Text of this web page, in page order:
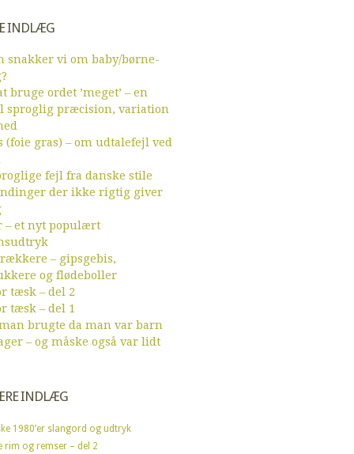
INDLÆG
snakker vi om baby/børne-
bruge ordet ’meget’ – en
sproglig præcision, variation
(foie gras) – om udtalefejl ved
fejl fra danske stile
der ikke rigtig giver
– et nyt populært
– gipsgebis,
og flødeboller
tæsk – del 2
tæsk – del 1
brugte da man var barn
– og måske også var lidt
INDLÆG
1980’er slangord og udtryk
rim og remser – del 2